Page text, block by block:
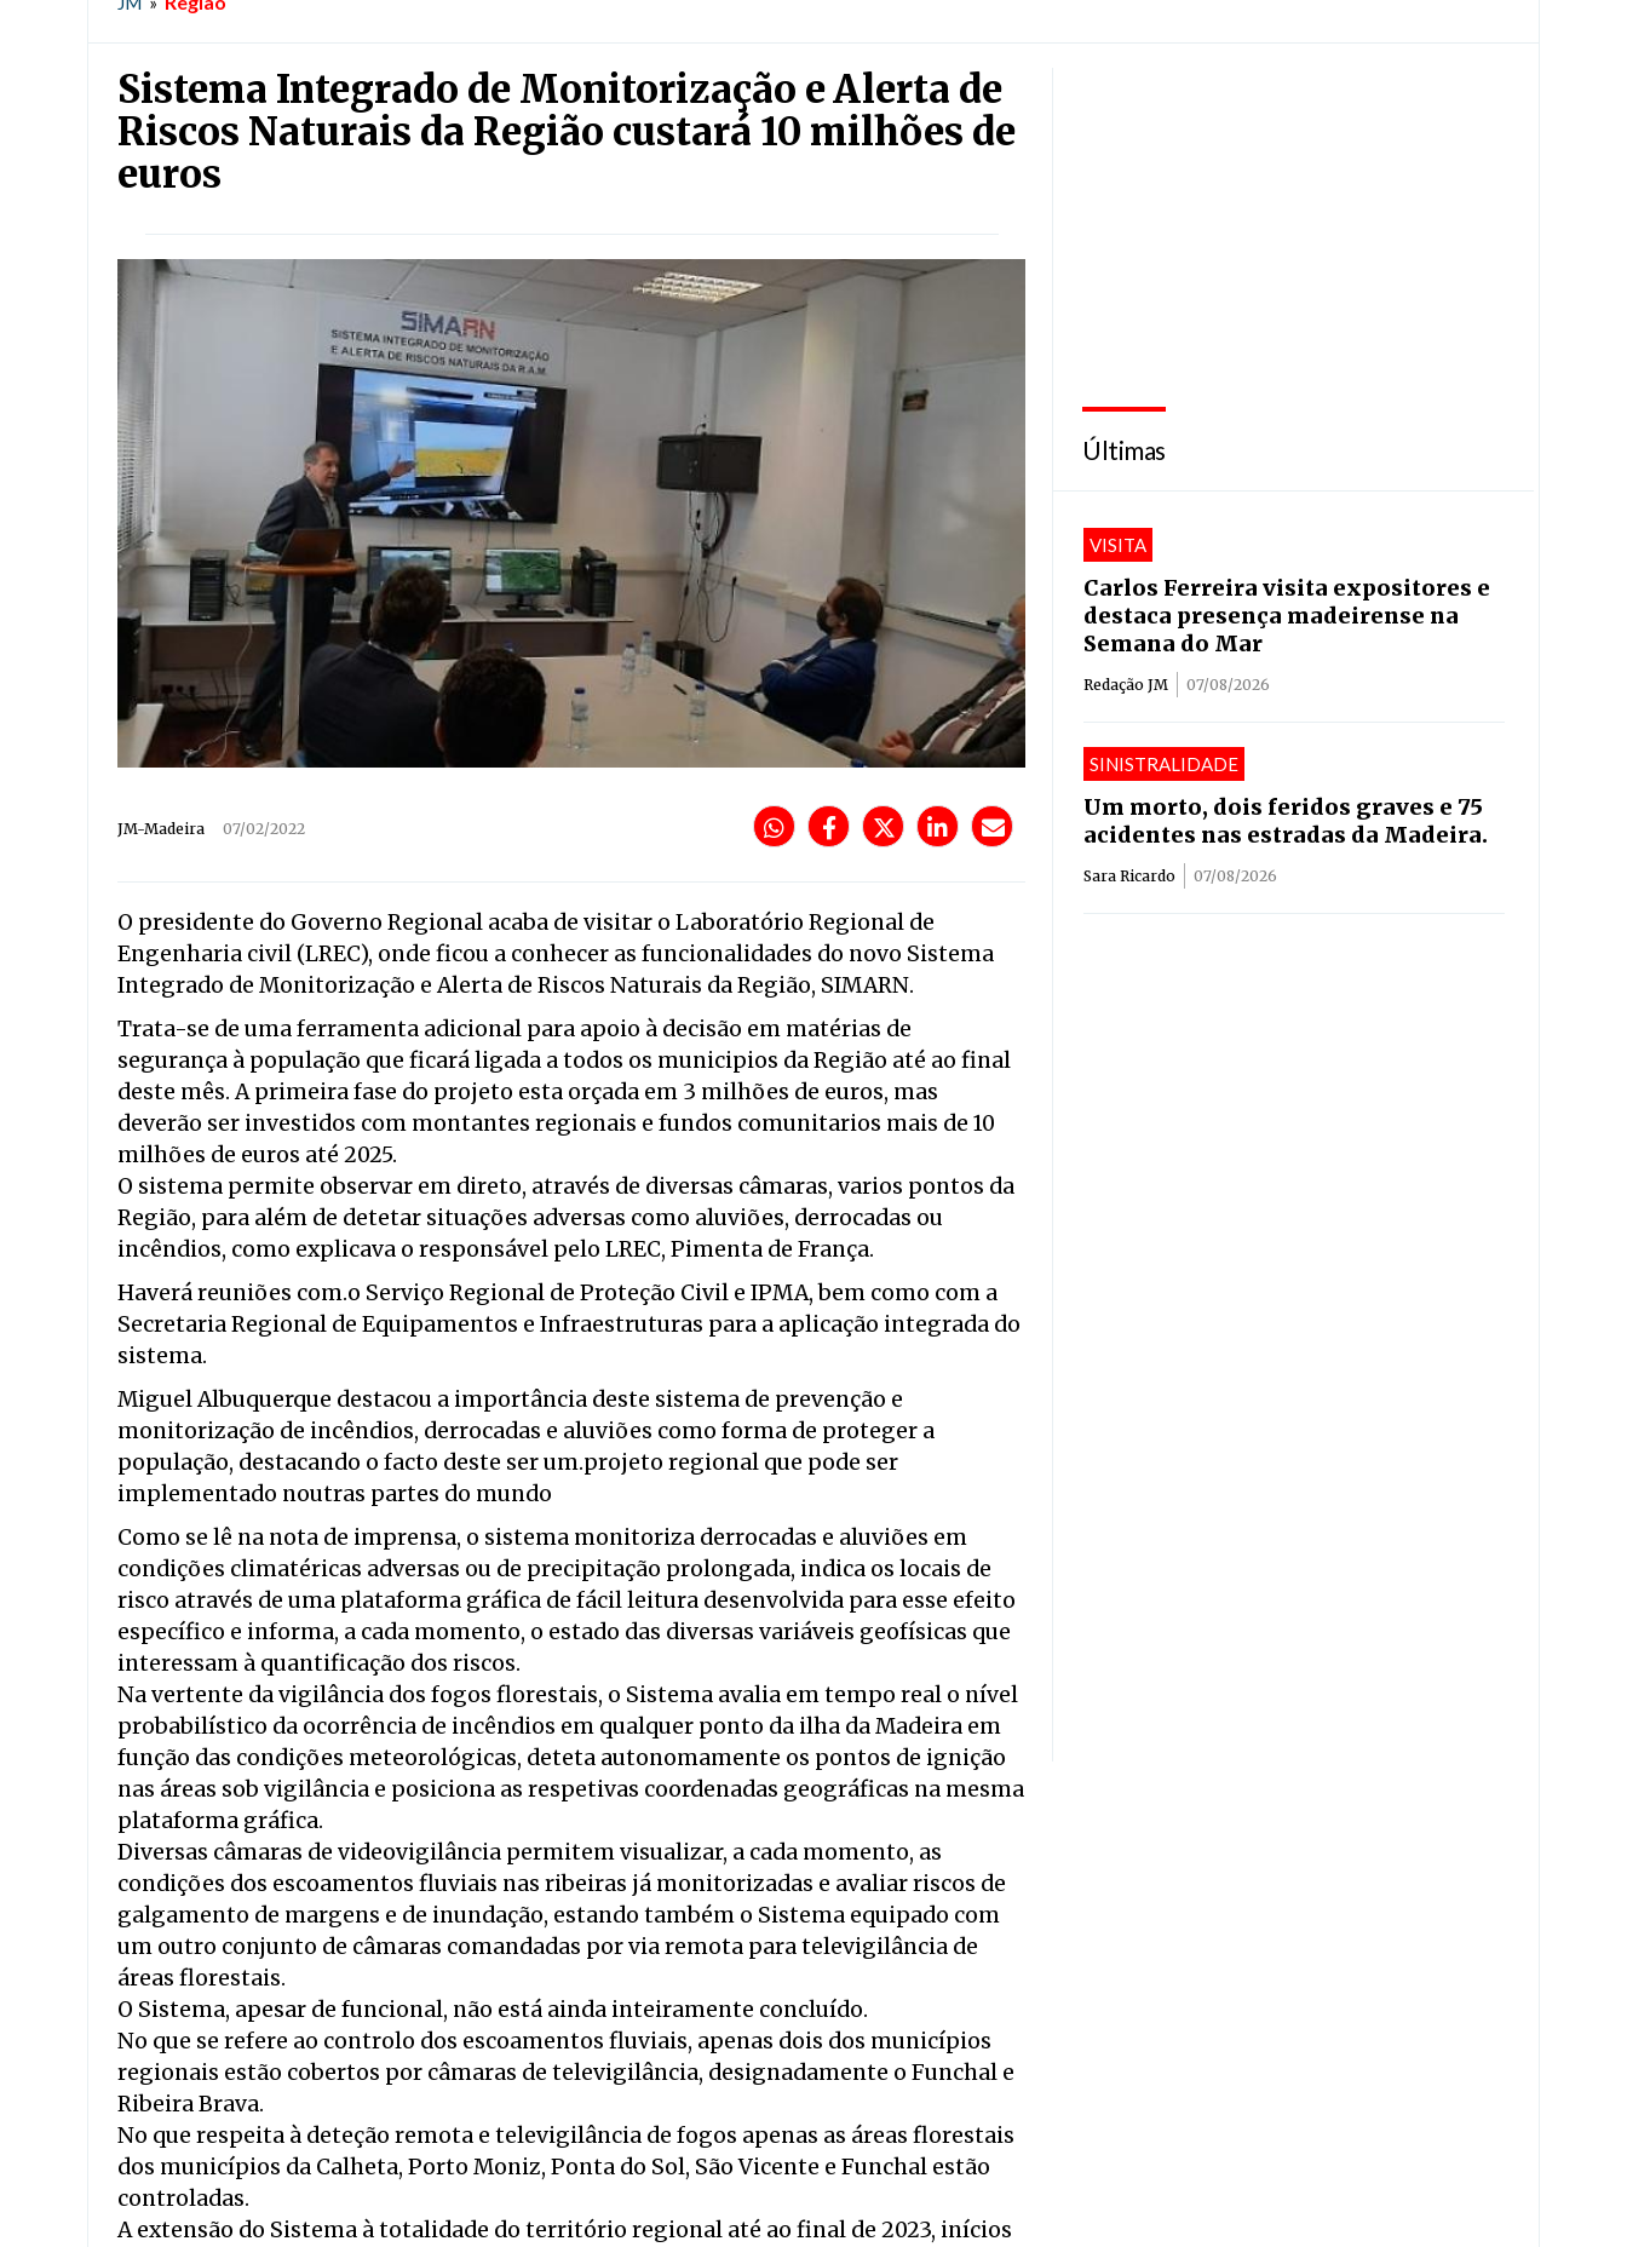
Sistema Integrado de Monitorização e Alerta de
Riscos Naturais da Região custará 10 milhões de
euros
JM-Madeira 07/02/2022
O presidente do Governo Regional acaba de visitar o Laboratório Regional de
Engenharia civil (LREC), onde ficou a conhecer as funcionalidades do novo Sistema
Integrado de Monitorização e Alerta de Riscos Naturais da Região, SIMARN.
Trata-se de uma ferramenta adicional para apoio à decisão em matérias de
segurança à população que ficará ligada a todos os municipios da Região até ao final
deste mês. A primeira fase do projeto esta orçada em 3 milhões de euros, mas
deverão ser investidos com montantes regionais e fundos comunitarios mais de 10
milhões de euros até 2025.
O sistema permite observar em direto, através de diversas câmaras, varios pontos da
Região, para além de detetar situações adversas como aluviões, derrocadas ou
incêndios, como explicava o responsável pelo LREC, Pimenta de França.
Haverá reuniões com.o Serviço Regional de Proteção Civil e IPMA, bem como com a
Secretaria Regional de Equipamentos e Infraestruturas para a aplicação integrada do
sistema.
Miguel Albuquerque destacou a importância deste sistema de prevenção e
monitorização de incêndios, derrocadas e aluviões como forma de proteger a
população, destacando o facto deste ser um.projeto regional que pode ser
implementado noutras partes do mundo
Como se lê na nota de imprensa, o sistema monitoriza derrocadas e aluviões em
condições climatéricas adversas ou de precipitação prolongada, indica os locais de
risco através de uma plataforma gráfica de fácil leitura desenvolvida para esse efeito
específico e informa, a cada momento, o estado das diversas variáveis geofísicas que
interessam à quantificação dos riscos.
Na vertente da vigilância dos fogos florestais, o Sistema avalia em tempo real o nível
probabilístico da ocorrência de incêndios em qualquer ponto da ilha da Madeira em
função das condições meteorológicas, deteta autonomamente os pontos de ignição
nas áreas sob vigilância e posiciona as respetivas coordenadas geográficas na mesma
plataforma gráfica.
Diversas câmaras de videovigilância permitem visualizar, a cada momento, as
condições dos escoamentos fluviais nas ribeiras já monitorizadas e avaliar riscos de
galgamento de margens e de inundação, estando também o Sistema equipado com
um outro conjunto de câmaras comandadas por via remota para televigilância de
áreas florestais.
O Sistema, apesar de funcional, não está ainda inteiramente concluído.
No que se refere ao controlo dos escoamentos fluviais, apenas dois dos municípios
regionais estão cobertos por câmaras de televigilância, designadamente o Funchal e
Ribeira Brava.
No que respeita à deteção remota e televigilância de fogos apenas as áreas florestais
dos municípios da Calheta, Porto Moniz, Ponta do Sol, São Vicente e Funchal estão
controladas.
A extensão do Sistema à totalidade do território regional até ao final de 2023, inícios
Últimas
VISITA
Carlos Ferreira visita expositores e
destaca presença madeirense na
Semana do Mar
Redação JM 07/08/2026
SINISTRALIDADE
Um morto, dois feridos graves e 75
acidentes nas estradas da Madeira.
Sara Ricardo 07/08/2026